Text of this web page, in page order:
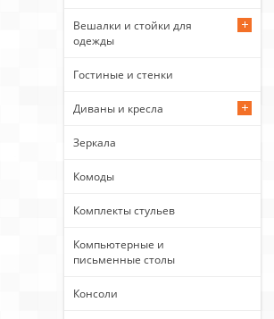
Вешалки и стойки для
одежды
Гостиные и стенки
Диваны и кресла
Зеркала
Комоды
Комплекты стульев
Компьютерные и
письменные столы
Консоли